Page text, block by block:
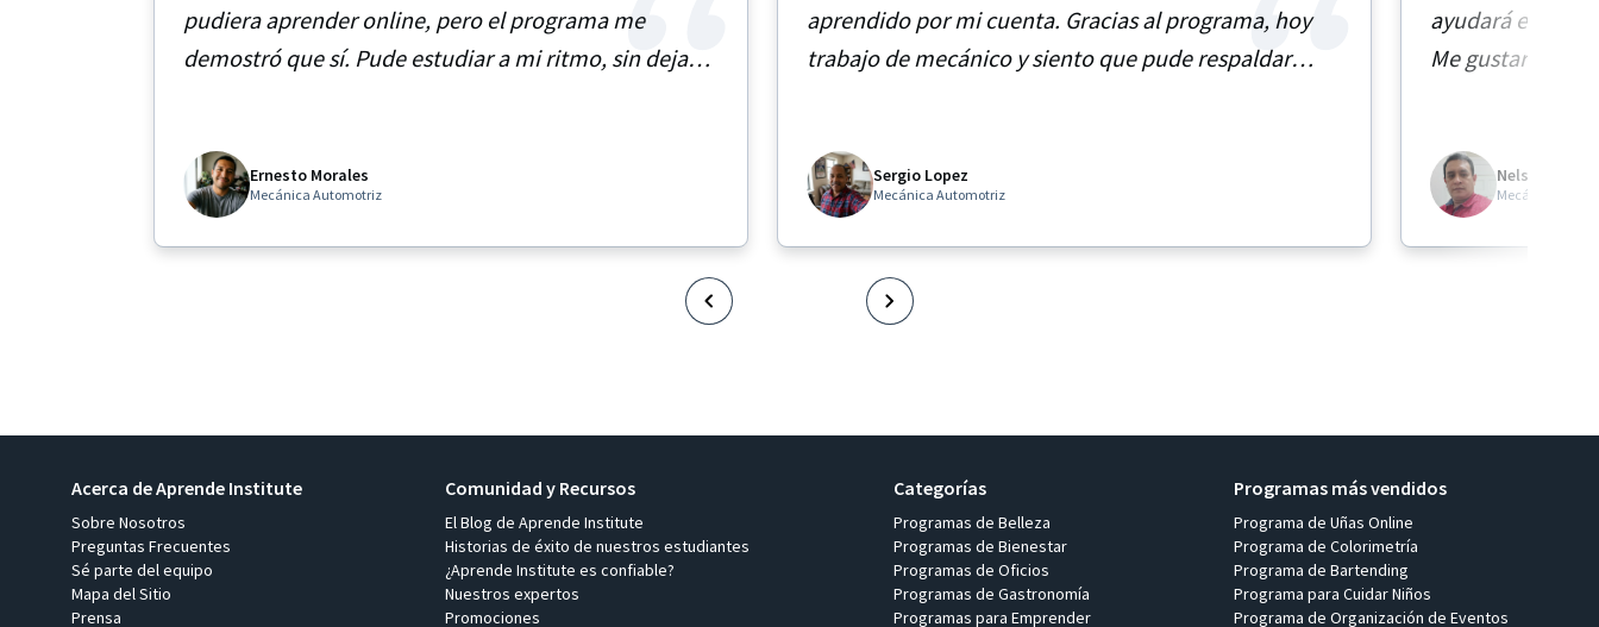
pudiera aprender online, pero el programa me
demostró que sí. Pude estudiar a mi ritmo, sin dejar
Ernesto Morales
Mecánica Automotriz
aprendido por mi cuenta. Gracias al programa, hoy
trabajo de mecánico y siento que pude respaldar
Sergio Lopez
Mecánica Automotriz
ayudará en mi
Me gustaría
Nelson Lima
Mecánica
Acerca de Aprende Institute
Sobre Nosotros
Preguntas Frecuentes
Sé parte del equipo
Mapa del Sitio
Prensa
Comunidad y Recursos
El Blog de Aprende Institute
Historias de éxito de nuestros estudiantes
¿Aprende Institute es confiable?
Nuestros expertos
Promociones
Categorías
Programas de Belleza
Programas de Bienestar
Programas de Oficios
Programas de Gastronomía
Programas para Emprender
Programas más vendidos
Programa de Uñas Online
Programa de Colorimetría
Programa de Bartending
Programa para Cuidar Niños
Programa de Organización de Eventos